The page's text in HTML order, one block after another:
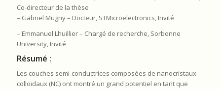
Co-directeur de la thèse
– Gabriel Mugny – Docteur, STMicroelectronics, Invité
– Emmanuel Lhuillier – Chargé de recherche, Sorbonne
University, Invité
Résumé :
Les couches semi-conductrices composées de nanocristaux
colloïdaux (NC) ont montré un grand potentiel en tant que